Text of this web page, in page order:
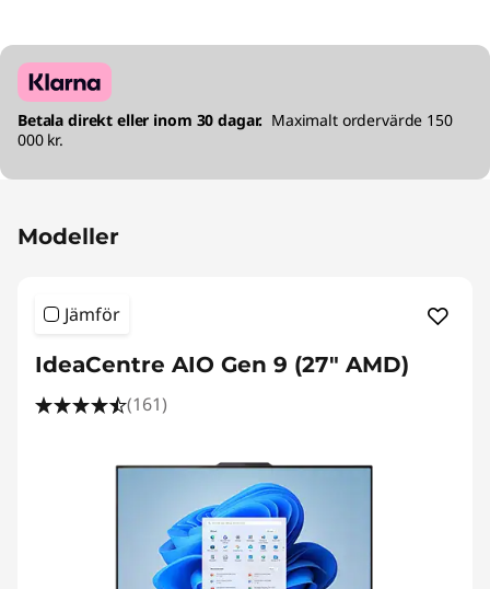
Betala direkt eller inom 30 dagar. Maximalt ordervärde 150
000 kr.
Modeller
Jämför
IdeaCentre AIO Gen 9 (27" AMD)
(161)